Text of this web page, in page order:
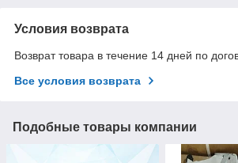
Условия возврата
Возврат товара в течение 14 дней по
Все условия возврата
Подобные товары компании